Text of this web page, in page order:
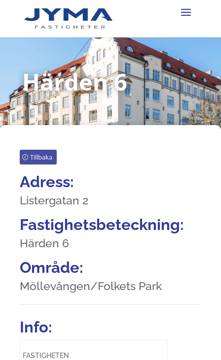
Härden 6
Tillbaka
Adress:
Listergatan 2
Fastighetsbeteckning:
Härden 6
Område:
Möllevången/Folkets Park
Info:
FASTIGHETEN